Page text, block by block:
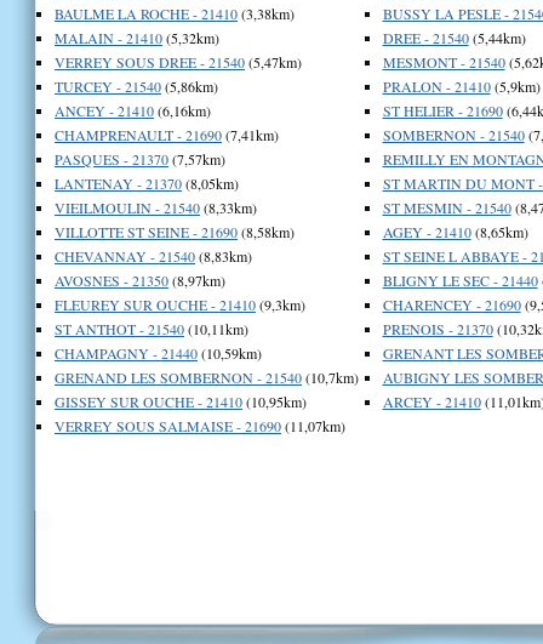
BAULME LA ROCHE - 21410(3,38km)
MALAIN - 21410(5,32km)
VERREY SOUS DREE - 21540(5,47km)
TURCEY - 21540(5,86km)
ANCEY - 21410(6,16km)
CHAMPRENAULT - 21690(7,41km)
PASQUES - 21370(7,57km)
LANTENAY - 21370(8,05km)
VIEILMOULIN - 21540(8,33km)
VILLOTTE ST SEINE - 21690(8,58km)
CHEVANNAY - 21540(8,83km)
AVOSNES - 21350(8,97km)
FLEUREY SUR OUCHE - 21410(9,3km)
ST ANTHOT - 21540(10,11km)
CHAMPAGNY - 21440(10,59km)
GRENAND LES SOMBERNON - 21540(10,7km)
GISSEY SUR OUCHE - 21410(10,95km)
VERREY SOUS SALMAISE - 21690(11,07km)
BUSSY LA PESLE -
DREE - 21540(5,44km)
MESMONT - 21540
PRALON - 21410(5,9km)
ST HELIER - 21690
SOMBERNON - 21540
REMILLY EN
ST MARTIN DU MONT -
ST MESMIN - 21540
AGEY - 21410(8,65km)
ST SEINE L ABBAYE -
BLIGNY LE SEC - 21440
CHARENCEY - 21690
PRENOIS - 21370
GRENANT LES
AUBIGNY LES
ARCEY - 21410